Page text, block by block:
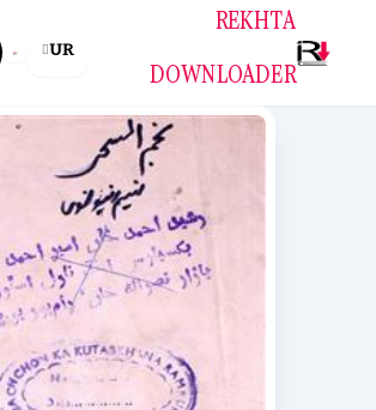
REKHTA
DOWNLOADER
UR